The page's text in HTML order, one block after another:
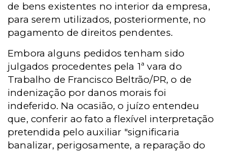
de bens existentes no interior da empresa,
para serem utilizados, posteriormente, no
pagamento de direitos pendentes.
Embora alguns pedidos tenham sido
julgados procedentes pela 1ª vara do
Trabalho de Francisco Beltrão/PR, o de
indenização por danos morais foi
indeferido. Na ocasião, o juízo entendeu
que, conferir ao fato a flexível interpretação
pretendida pelo auxiliar "significaria
banalizar, perigosamente, a reparação do